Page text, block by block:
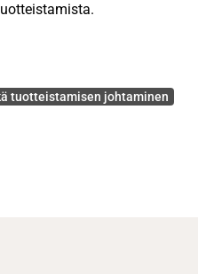
ja kuntayhtymistä
Vaasan, Etelä-
analyysillä.
ja ala- sekä
toimintana on
hinnan laskemista.
tuotteistamisen johtaminen